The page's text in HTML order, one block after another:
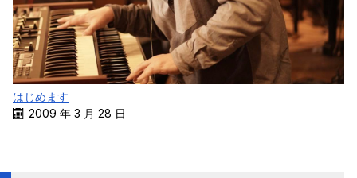
はじめます
2009 年 3 月 28 日